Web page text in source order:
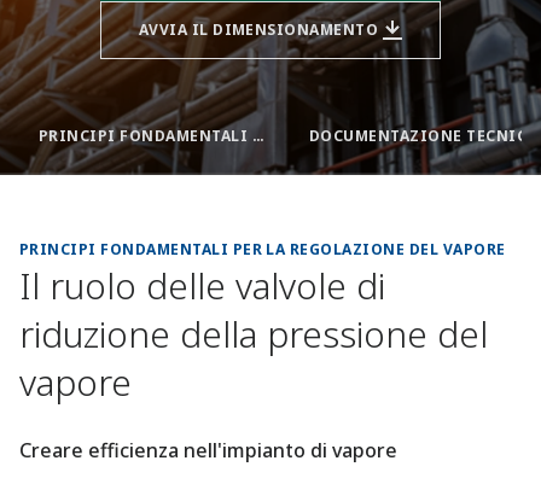
AVVIA IL DIMENSIONAMENTO
PRINCIPI FONDAMENTALI PER LA REGOLAZIONE DEL VAPORE DOCUMENTAZIONE TECNICA
PRINCIPI FONDAMENTALI PER LA REGOLAZIONE DEL VAPORE
Il ruolo delle valvole di
riduzione della pressione del
vapore
Creare efficienza nell'impianto di vapore